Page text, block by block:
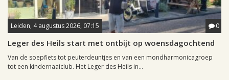
Leiden, 4 augustus 2026, 07:15 0
Leger des Heils start met ontbijt op woensdagochtend
Van de soepfiets tot peuterdeuntjes en van een mondharmonicagroep
tot een kindernaaiclub. Het Leger des Heils in...